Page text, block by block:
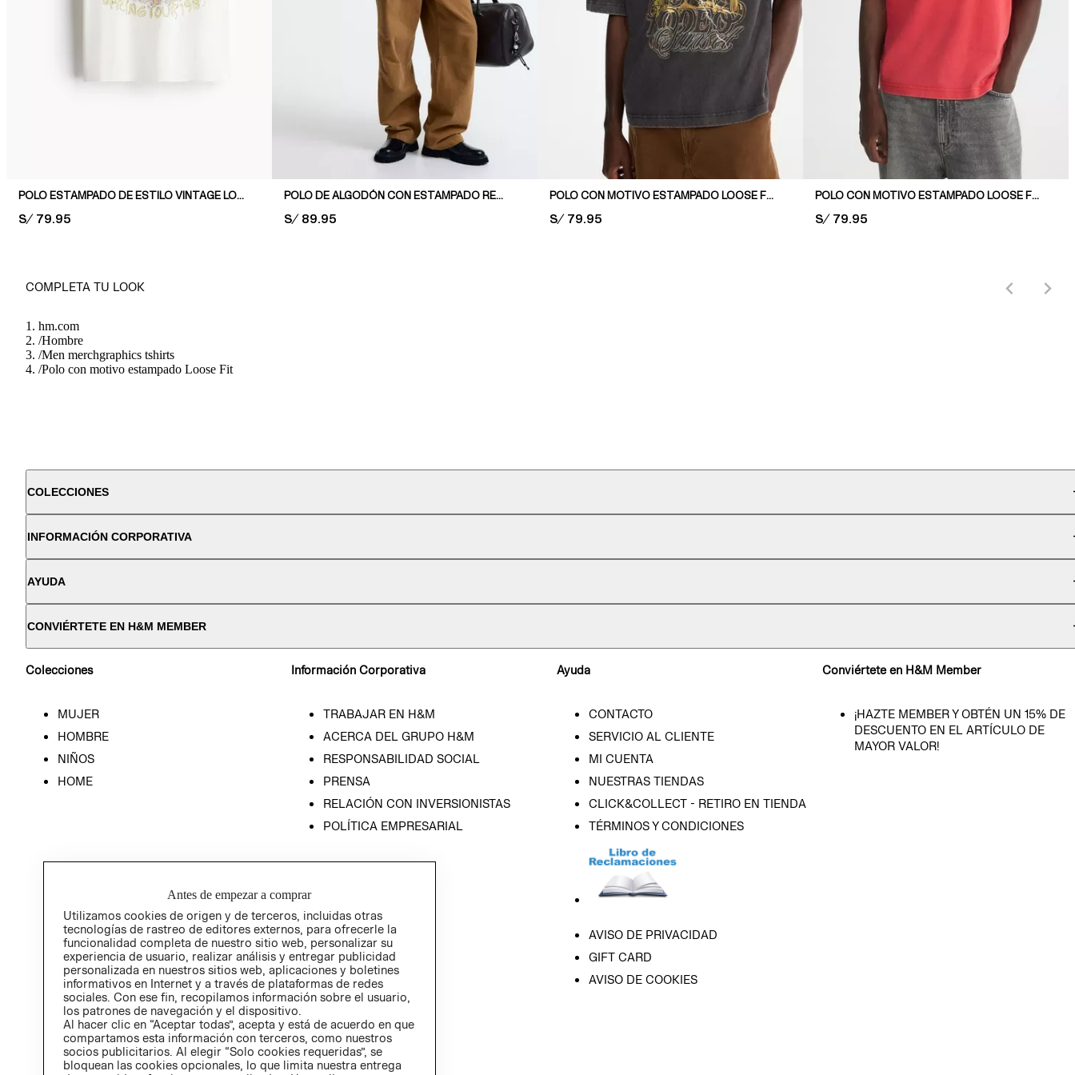
POLO ESTAMPADO DE ESTILO VINTAGE LOOSE FIT
PRICE:
S/ 79.95
POLO DE ALGODÓN CON ESTAMPADO REGULAR FIT
PRICE:
S/ 89.95
POLO CON MOTIVO ESTAMPADO LOOSE FIT
PRICE:
S/ 79.95
POLO CON MOTIVO ESTAMPADO LOOSE FIT
PRICE:
S/ 79.95
COMPLETA TU LOOK
hm.com
/Hombre
/Men merchgraphics tshirts
/Polo con motivo estampado Loose Fit
COLECCIONES
INFORMACIÓN CORPORATIVA
AYUDA
CONVIÉRTETE EN H&M MEMBER
Colecciones
MUJER
HOMBRE
NIÑOS
HOME
Información Corporativa
TRABAJAR EN H&M
ACERCA DEL GRUPO H&M
RESPONSABILIDAD SOCIAL
PRENSA
RELACIÓN CON INVERSIONISTAS
POLÍTICA EMPRESARIAL
Ayuda
CONTACTO
SERVICIO AL CLIENTE
MI CUENTA
NUESTRAS TIENDAS
CLICK&COLLECT - RETIRO EN TIENDA
TÉRMINOS Y CONDICIONES
AVISO DE PRIVACIDAD
GIFT CARD
AVISO DE COOKIES
Conviértete en H&M Member
¡HAZTE MEMBER Y OBTÉN UN 15% DE
DESCUENTO EN EL ARTÍCULO DE
MAYOR VALOR!
Antes de empezar a comprar
Utilizamos cookies de origen y de terceros, incluidas otras
tecnologías de rastreo de editores externos, para ofrecerle la
funcionalidad completa de nuestro sitio web, personalizar su
experiencia de usuario, realizar análisis y entregar publicidad
personalizada en nuestros sitios web, aplicaciones y boletines
informativos en Internet y a través de plataformas de redes
sociales. Con ese fin, recopilamos información sobre el usuario,
los patrones de navegación y el dispositivo.
Al hacer clic en “Aceptar todas”, acepta y está de acuerdo en que
compartamos esta información con terceros, como nuestros
socios publicitarios. Al elegir “Solo cookies requeridas”, se
bloquean las cookies opcionales, lo que limita nuestra entrega